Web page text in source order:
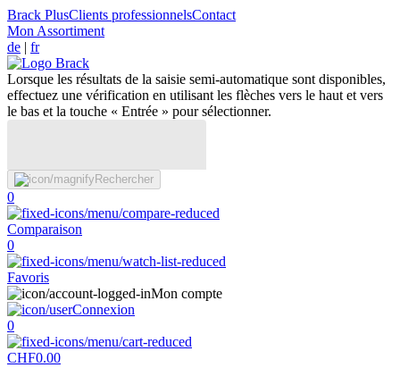
Brack PlusClients professionnelsContact
Mon Assortiment
de | fr
Lorsque les résultats de la saisie semi-automatique sont disponibles,
effectuez une vérification en utilisant les flèches vers le haut et vers
le bas et la touche « Entrée » pour sélectionner.
Rechercher
0
Comparaison
0
Favoris
Mon compte
Connexion
0
CHF0.00